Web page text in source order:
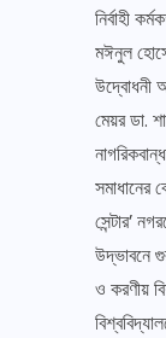
নির্বাহী
মঈনুল
উদ্বোধনী
মেয়র ডা.
সমাধানের
সেন্টার’
উদ্ভাবনে
ও করণীয়